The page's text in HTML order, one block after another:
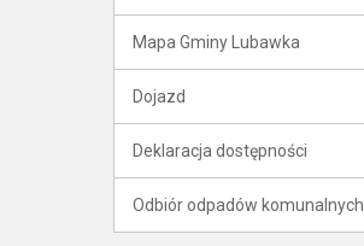
Mapa Gminy Lubawka
Dojazd
Deklaracja dostępności
Odbiór odpadów komunalnych